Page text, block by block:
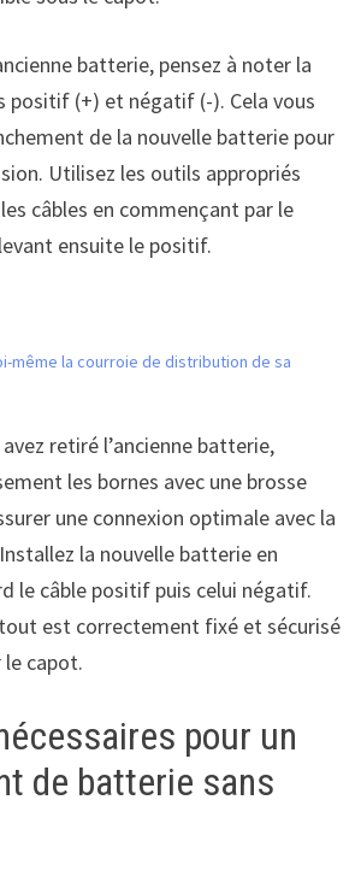
batterie, pensez à noter la
positif (+) et négatif (-). Cela vous
de la nouvelle batterie pour
Utilisez les outils appropriés
câbles en commençant par le
ensuite le positif.
même la courroie de distribution de sa
retiré l’ancienne batterie,
les bornes avec une brosse
une connexion optimale avec la
la nouvelle batterie en
le câble positif puis celui négatif.
est correctement fixé et sécurisé
capot.
pour un
de batterie sans